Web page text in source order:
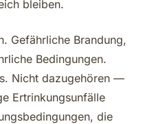
bleiben.
Gefährliche Brandung,
Bedingungen.
Nicht dazugehören —
Ertrinkungsunfälle
die